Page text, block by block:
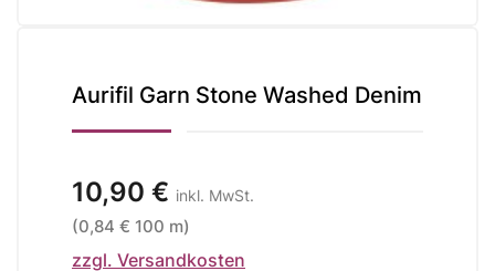
Aurifil Garn Stone Washed Denim
10,90 € inkl. MwSt.
(0,84 € 100 m)
zzgl. Versandkosten